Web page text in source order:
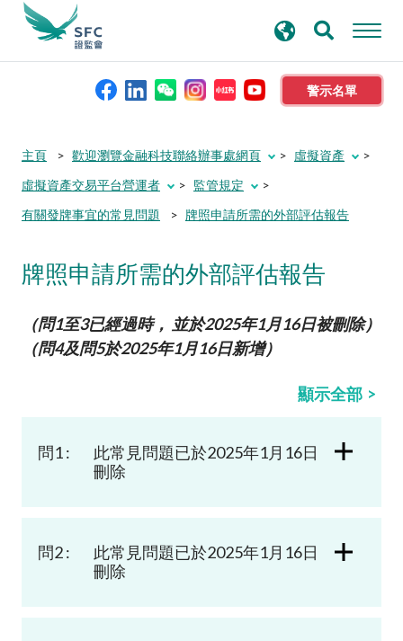
警示名單
本會簡介
新聞稿及公布
尋
主頁 歡迎瀏覽金融科技聯絡辦事處網頁
虛擬資產
虛擬資產交易平台營運者
監管規定
有關發牌事宜的常見問題
牌照申請所需的外部評估報告
牌照申請所需的外部評估報告
（問1至3已經過時， 並於2025年1月16日被刪除）
（問4及問5於2025年1月16日新增）
顯示全部
問1 :
此常見問題已於2025年1月16日
刪除
問2 :
此常見問題已於2025年1月16日
刪除